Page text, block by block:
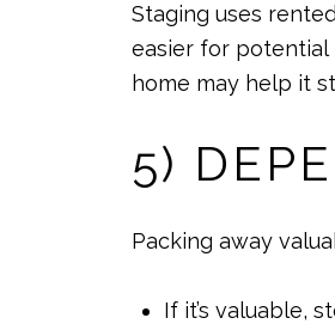
Staging uses
easier for potential
home may help it
5)
Packing away
If it’s valuable,